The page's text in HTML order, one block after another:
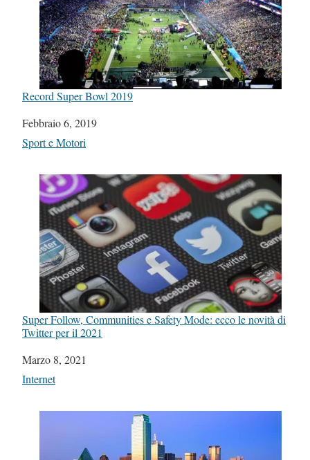
Record Super Bowl 2019
Data
Febbraio 6, 2019
In relazione a
Sport e Motori
Super Follow, Communities e Safety Mode: ecco le novità di
Twitter per il 2021
Data
Marzo 8, 2021
In relazione a
Internet